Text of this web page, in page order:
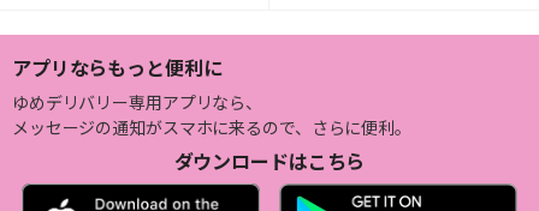
アプリならもっと便利に
ゆめデリバリー専用アプリなら、
メッセージの通知がスマホに来るので、さらに便利。
ダウンロードはこちら